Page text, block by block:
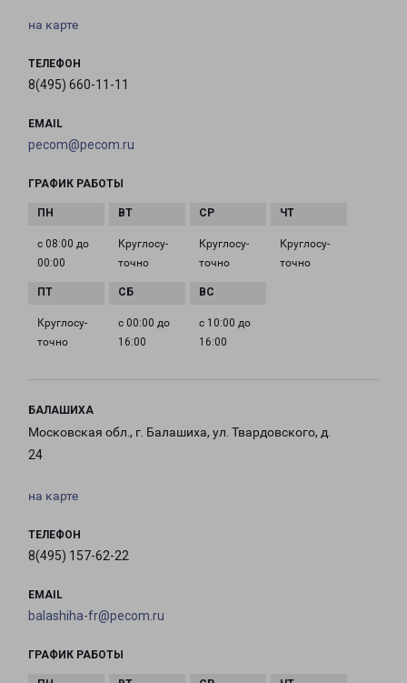
на карте
ТЕЛЕФОН
8(495) 660-11-11
EMAIL
pecom@pecom.ru
ГРАФИК РАБОТЫ
с 08:00 до
00:00
Круглосу­
точно
Круглосу­
точно
Круглосу­
точно
Круглосу­
точно
с 00:00 до
16:00
с 10:00 до
16:00
БАЛАШИХА
Московская обл., г. Балашиха, ул. Твардовского, д.
24
на карте
ТЕЛЕФОН
8(495) 157-62-22
EMAIL
balashiha-fr@pecom.ru
ГРАФИК РАБОТЫ